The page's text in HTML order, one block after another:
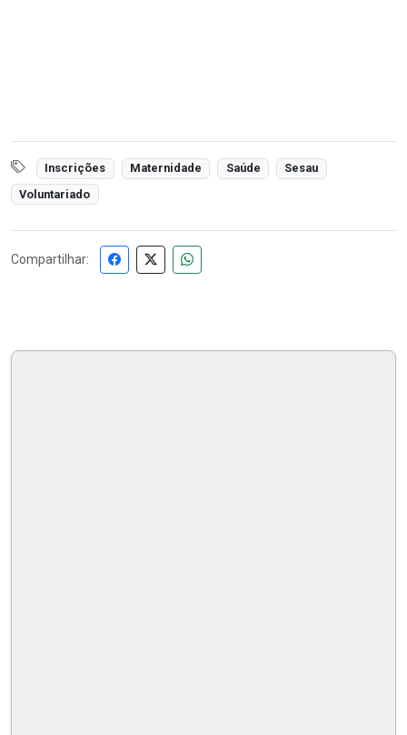
Inscrições Maternidade Saúde
Sesau
Voluntariado
Compartilhar: